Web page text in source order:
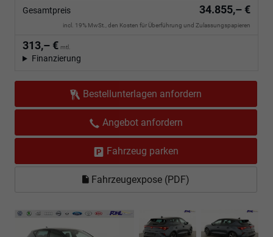
Gesamtpreis 34.855,– €
incl. 19% MwSt., den Kosten für Überführung und Zulassungspapieren
313,– € mtl.
Finanzierung
Bestellunterlagen anfordern
Angebot anfordern
Fahrzeug parken
Fahrzeugexpose (PDF)